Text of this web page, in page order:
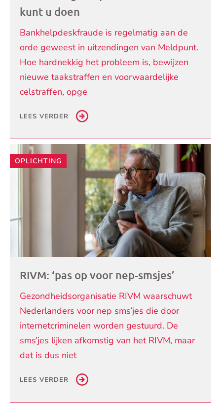
kunt u doen
Bankhelpdeskfraude is regelmatig aan de
orde geweest in uitzendingen van Meldpunt.
Hoe hardnekkig het probleem is, bewijzen
nieuwe taakstraffen en voorwaardelijke
celstraffen, opge
LEES VERDER
OPLICHTING
RIVM: ‘pas op voor nep-smsjes’
Gezondheidsorganisatie RIVM waarschuwt
Nederlanders voor nep sms’jes die door
internetcriminelen worden gestuurd. De
sms’jes lijken afkomstig van het RIVM, maar
dat is dus niet
LEES VERDER